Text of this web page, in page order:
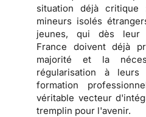
situation déjà
mineurs isolés
jeunes, qui dès leur
France doivent déjà
majorité et la
régularisation à
formation
véritable vecteur
tremplin pour l'avenir.